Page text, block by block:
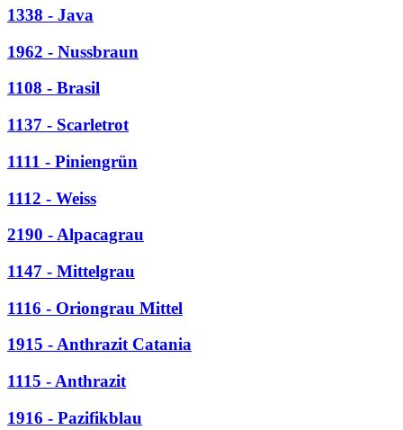
1338 - Java
1962 - Nussbraun
1108 - Brasil
1137 - Scarletrot
1111 - Piniengrün
1112 - Weiss
2190 - Alpacagrau
1147 - Mittelgrau
1116 - Oriongrau Mittel
1915 - Anthrazit Catania
1115 - Anthrazit
1916 - Pazifikblau